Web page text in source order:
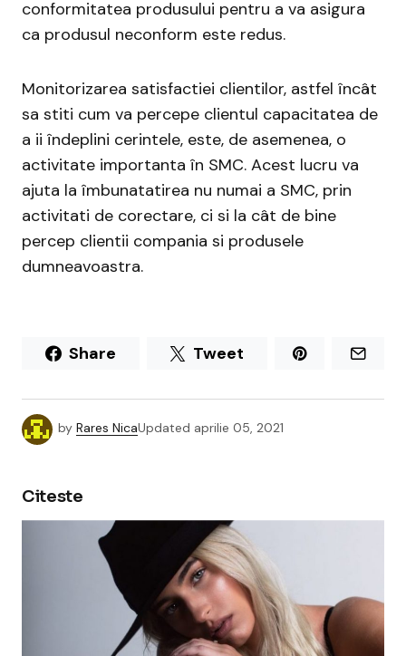
conformitatea produsului pentru a va asigura
ca produsul neconform este redus.
Monitorizarea satisfactiei clientilor, astfel încât
sa stiti cum va percepe clientul capacitatea de
a ii îndeplini cerintele, este, de asemenea, o
activitate importanta în SMC. Acest lucru va
ajuta la îmbunatatirea nu numai a SMC, prin
activitati de corectare, ci si la cât de bine
percep clientii compania si produsele
dumneavoastra.
Share Tweet
by Rares NicaUpdated aprilie 05, 2021
Citeste